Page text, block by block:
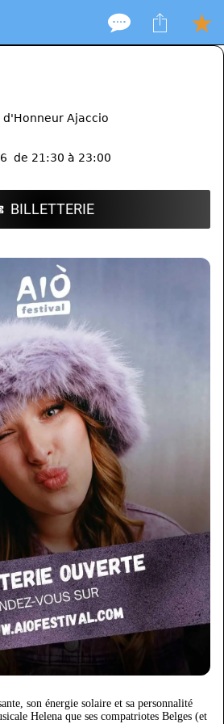
d'Honneur Ajaccio
de 21:30 à 23:00
BILLETTERIE
son énergie solaire et sa personnalité
Helena que ses compatriotes Belges (et